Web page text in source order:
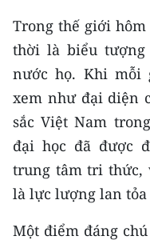
Trong thế giới
thời là biểu
nước họ. Khi mỗi
xem như đại diện
sắc Việt Nam
đại học đã được
trung tâm tri thức,
là lực lượng lan tỏa
Một điểm đáng